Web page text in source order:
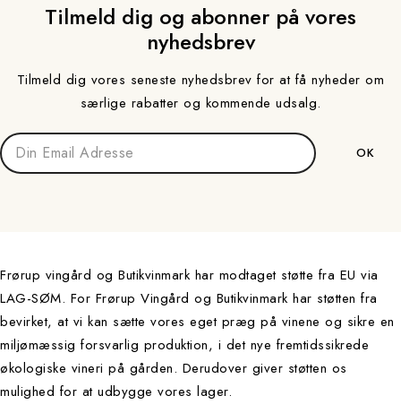
Tilmeld dig og abonner på vores
nyhedsbrev
Tilmeld dig vores seneste nyhedsbrev for at få nyheder om
særlige rabatter og kommende udsalg.
Frørup vingård og Butikvinmark har modtaget støtte fra EU via
LAG-SØM. For Frørup Vingård og Butikvinmark har støtten fra
bevirket, at vi kan sætte vores eget præg på vinene og sikre en
miljømæssig forsvarlig produktion, i det nye fremtidssikrede
økologiske vineri på gården. Derudover giver støtten os
mulighed for at udbygge vores lager.